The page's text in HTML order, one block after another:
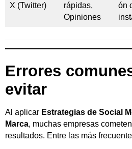
X (Twitter)
rápidas,
Opiniones
ón
Errores
evitar
Al aplicar Estrategias de Social
Marca, muchas empresas
resultados. Entre las más